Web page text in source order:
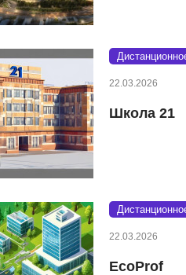
22.03.2026
Школа 21
22.03.2026
EcoProf